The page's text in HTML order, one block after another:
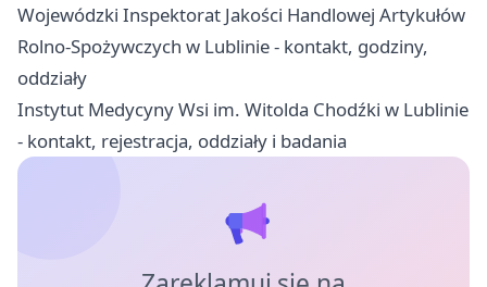
Wojewódzki Inspektorat Jakości Handlowej Artykułów
Rolno-Spożywczych w Lublinie - kontakt, godziny,
oddziały
Instytut Medycyny Wsi im. Witolda Chodźki w Lublinie
- kontakt, rejestracja, oddziały i badania